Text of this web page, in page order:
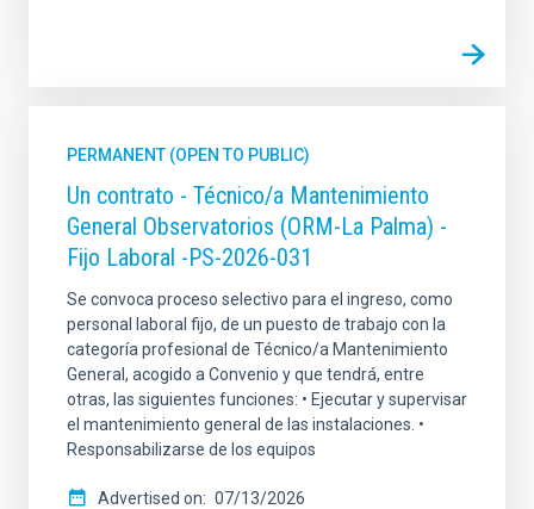
PERMANENT (OPEN TO PUBLIC)
Un contrato - Técnico/a Mantenimiento
General Observatorios (ORM-La Palma) -
Fijo Laboral -PS-2026-031
Se convoca proceso selectivo para el ingreso, como
personal laboral fijo, de un puesto de trabajo con la
categoría profesional de Técnico/a Mantenimiento
General, acogido a Convenio y que tendrá, entre
otras, las siguientes funciones: • Ejecutar y supervisar
el mantenimiento general de las instalaciones. •
Responsabilizarse de los equipos
Advertised on
07/13/2026